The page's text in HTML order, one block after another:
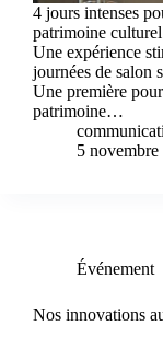
4 jours intenses
patrimoine
Une expérience
journées de salon
Une première
patrimoine…
5 novembre
Événement
Nos innovations